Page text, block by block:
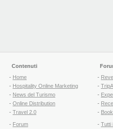
Contenuti
- Home
- Hospitality Online Marketing
- News del Turismo
- Online Distribution
- Travel 2.0
- Forum
-
-
-
-
-
- Tutti